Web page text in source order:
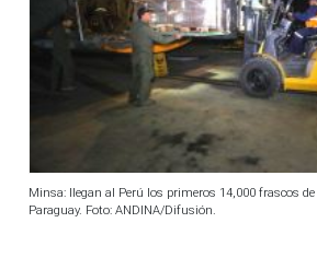
Minsa: llegan al Perú los primeros 14,000 frascos
Paraguay. Foto: ANDINA/Difusión.